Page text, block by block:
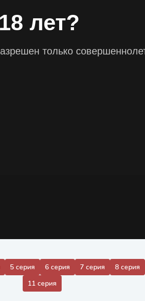
5 серия 6 серия 7 серия 8 серия
11 серия